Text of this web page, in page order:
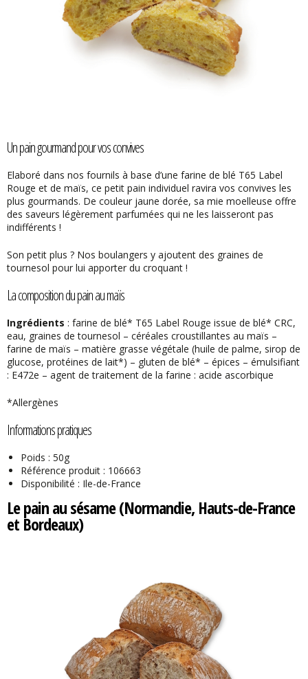
Un pain gourmand pour vos convives
Elaboré dans nos fournils à base d’une farine de blé T65 Label
Rouge et de maïs, ce petit pain individuel ravira vos convives les
plus gourmands. De couleur jaune dorée, sa mie moelleuse offre
des saveurs légèrement parfumées qui ne les laisseront pas
indifférents !
Son petit plus ? Nos boulangers y ajoutent des graines de
tournesol pour lui apporter du croquant !
La composition du pain au maïs
Ingrédients : farine de blé* T65 Label Rouge issue de blé* CRC,
eau, graines de tournesol – céréales croustillantes au maïs –
farine de maïs – matière grasse végétale (huile de palme, sirop de
glucose, protéines de lait*) – gluten de blé* – épices – émulsifiant
: E472e – agent de traitement de la farine : acide ascorbique
*Allergènes
Informations pratiques
Poids : 50g
Référence produit : 106663
Disponibilité : Ile-de-France
Le pain au sésame (Normandie, Hauts-de-France
et Bordeaux)